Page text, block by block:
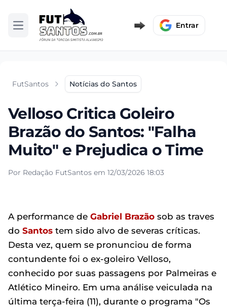
Abrir menu Entrar
FutSantos Notícias do Santos
Velloso Critica Goleiro
Brazão do Santos: "Falha
Muito" e Prejudica o Time
Por Redação FutSantos em 12/03/2026 18:03
A performance de Gabriel Brazão sob as traves
do Santos tem sido alvo de severas críticas.
Desta vez, quem se pronunciou de forma
contundente foi o ex-goleiro Velloso,
conhecido por suas passagens por Palmeiras e
Atlético Mineiro. Em uma análise veiculada na
última terça-feira (11), durante o programa "Os